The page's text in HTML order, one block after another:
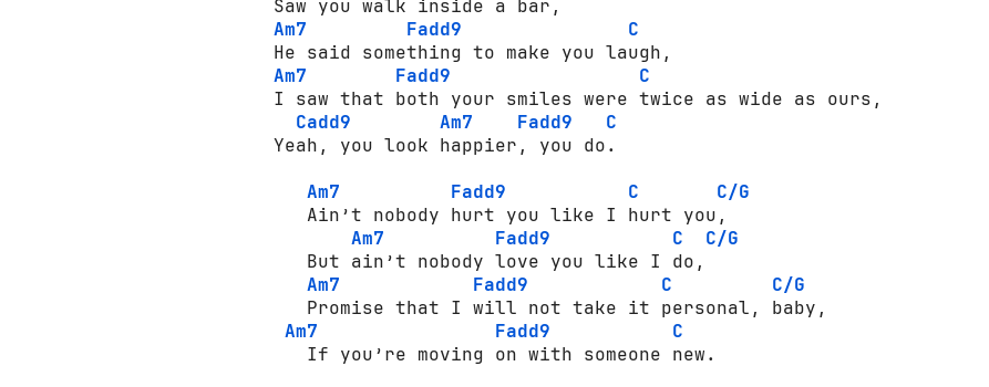
Am7
Fadd9
C
Am7
Fadd9
C
I saw that both your smiles were twice as wide as ours,
Cadd9
Am7 Fadd9
C
Yeah, you look happier, you do.
Am7
Fadd9 C
C/G
   Ain’t nobody hurt you like I hurt you,
Am7
Fadd9 C
C/G
   But ain’t nobody love you like I do,
Am7
Fadd9 C
C/G
   Promise that I will not take it personal, baby,
Am7
Fadd9
C
   If you’re moving on with someone new.